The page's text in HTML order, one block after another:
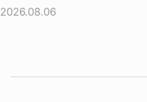
2026.08.06